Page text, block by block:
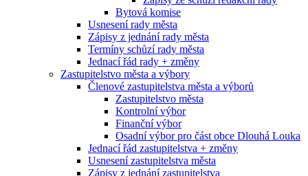
Bytová komise
Usnesení rady města
Zápisy z jednání rady města
Termíny schůzí rady města
Jednací řád rady + změny
Zastupitelstvo města a výbory
Členové zastupitelstva města a výborů
Zastupitelstvo města
Kontrolní výbor
Finanční výbor
Osadní výbor pro část obce Dlouhá Louka
Jednací řád zastupitelstva + změny
Usnesení zastupitelstva města
Zápisy z jednání zastupitelstva